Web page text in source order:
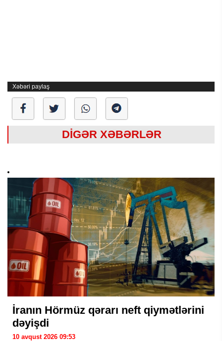
Xəbəri paylaş
DİGƏR XƏBƏRLƏR
İranın Hörmüz qərarı neft qiymətlərini
dəyişdi
10 avqust 2026 09:53